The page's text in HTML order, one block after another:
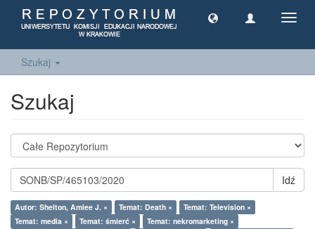
Szukaj
Szukaj
Idź
Autor: Shelton, Amiee J. × Temat: Death ×
Temat: Television ×
Temat: media ×
Temat: śmierć ×
Temat: nekromarketing ×